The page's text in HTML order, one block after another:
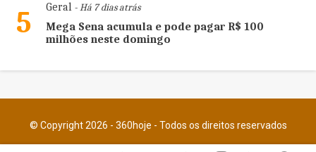
5 Geral- Há 7 dias atrás
Mega Sena acumula e pode pagar R$ 100
milhões neste domingo
© Copyright 2026 - 360hoje - Todos os direitos reservados